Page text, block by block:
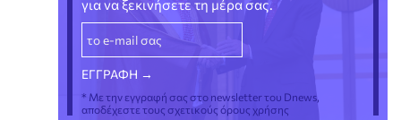
για να ξεκινήσετε τη μέρα σας.
* Με την εγγραφή σας στο newsletter του Dnews,
αποδέχεστε τους σχετικούς όρους χρήσης